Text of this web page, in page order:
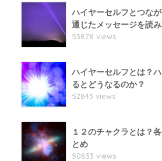
ハイヤーセルフとつな
通じたメッセージを読
53878 views
ハイヤーセルフとは？
るとどうなるのか？
52843 views
１２のチャクラとは？
とめ
50833 views